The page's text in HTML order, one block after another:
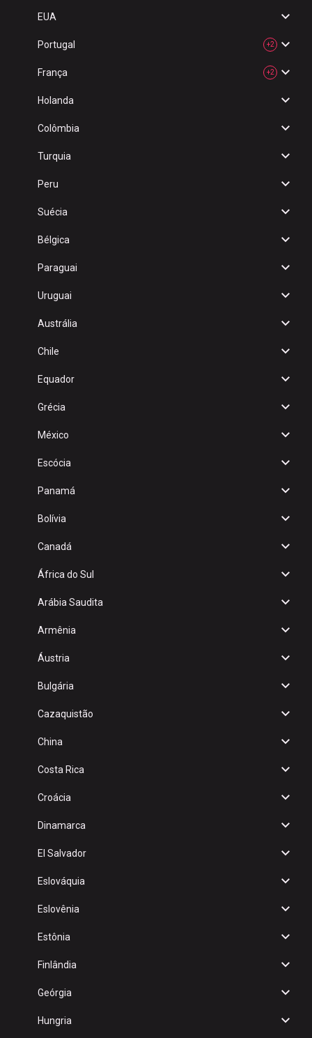
EUA
Portugal +2
França +2
Holanda
Colômbia
Turquia
Peru
Suécia
Bélgica
Paraguai
Uruguai
Austrália
Chile
Equador
Grécia
México
Escócia
Panamá
Bolívia
Canadá
África do Sul
Arábia Saudita
Armênia
Áustria
Bulgária
Cazaquistão
China
Costa Rica
Croácia
Dinamarca
El Salvador
Eslováquia
Eslovênia
Estônia
Finlândia
Geórgia
Hungria